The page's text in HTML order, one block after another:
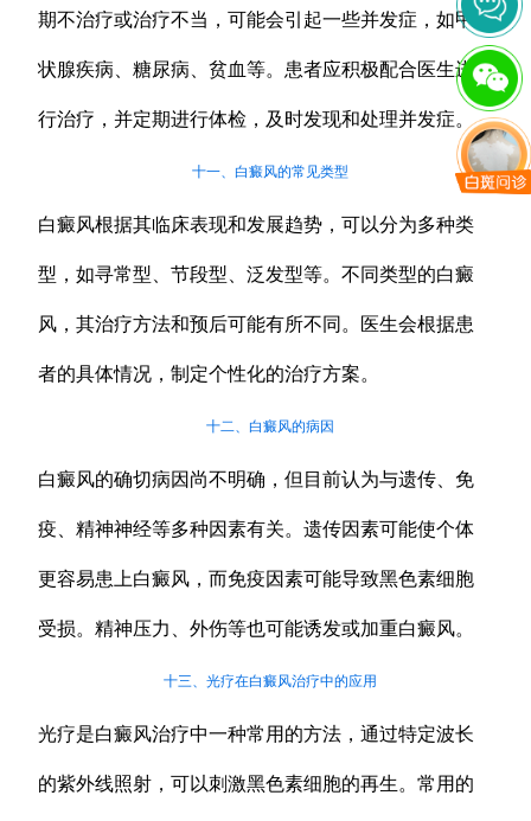
期不治疗或治疗不当，可能会引起一些并发症，如甲
状腺疾病、糖尿病、贫血等。患者应积极配合医生进
行治疗，并定期进行体检，及时发现和处理并发症。
十一、白癜风的常见类型
白癜风根据其临床表现和发展趋势，可以分为多种类
型，如寻常型、节段型、泛发型等。不同类型的白癜
风，其治疗方法和预后可能有所不同。医生会根据患
者的具体情况，制定个性化的治疗方案。
十二、白癜风的病因
白癜风的确切病因尚不明确，但目前认为与遗传、免
疫、精神神经等多种因素有关。遗传因素可能使个体
更容易患上白癜风，而免疫因素可能导致黑色素细胞
受损。精神压力、外伤等也可能诱发或加重白癜风。
十三、光疗在白癜风治疗中的应用
光疗是白癜风治疗中一种常用的方法，通过特定波长
的紫外线照射，可以刺激黑色素细胞的再生。常用的